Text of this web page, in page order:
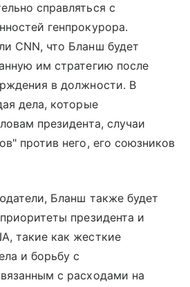
справляться с
генпрокурора.
CNN, что Бланш будет
им стратегию после
в должности. В
дела, которые
президента, случаи
против него, его союзников
Бланш также будет
президента и
такие как жесткие
и борьбу с
с расходами на